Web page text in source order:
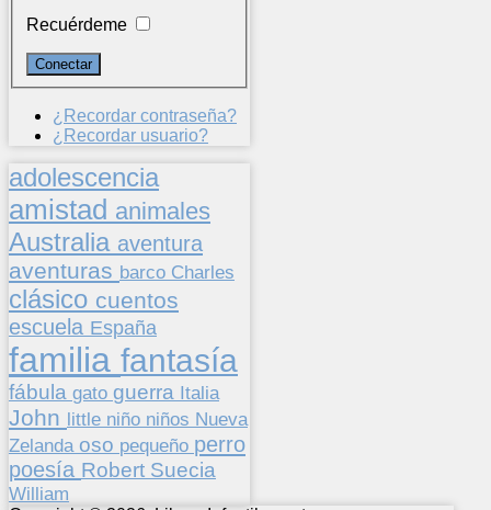
Recuérdeme
¿Recordar contraseña?
¿Recordar usuario?
adolescencia
amistad animales
Australia aventura
aventuras barco Charles
clásico cuentos
escuela España
familia fantasía
fábula gato guerra Italia
John little niño niños Nueva
Zelanda oso pequeño perro
poesía Robert Suecia
William